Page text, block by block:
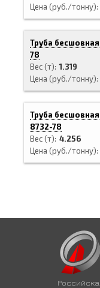
Цена (руб./тонну)
Труба
78
Вес (т) 1.319
Цена (руб./тонну)
Труба
8732-78
Вес (т) 4.256
Цена (руб./тонну)